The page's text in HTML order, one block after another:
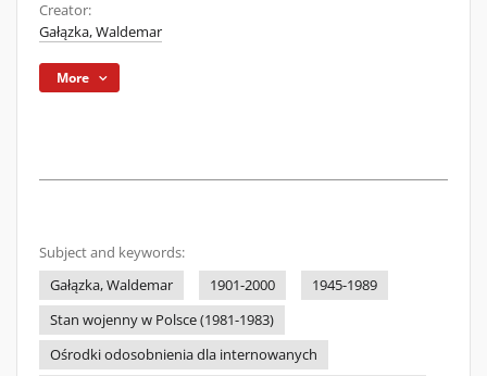
Creator:
Gałązka, Waldemar
More
Subject and keywords:
Gałązka, Waldemar
1901-2000
1945-1989
Stan wojenny w Polsce (1981-1983)
Ośrodki odosobnienia dla internowanych